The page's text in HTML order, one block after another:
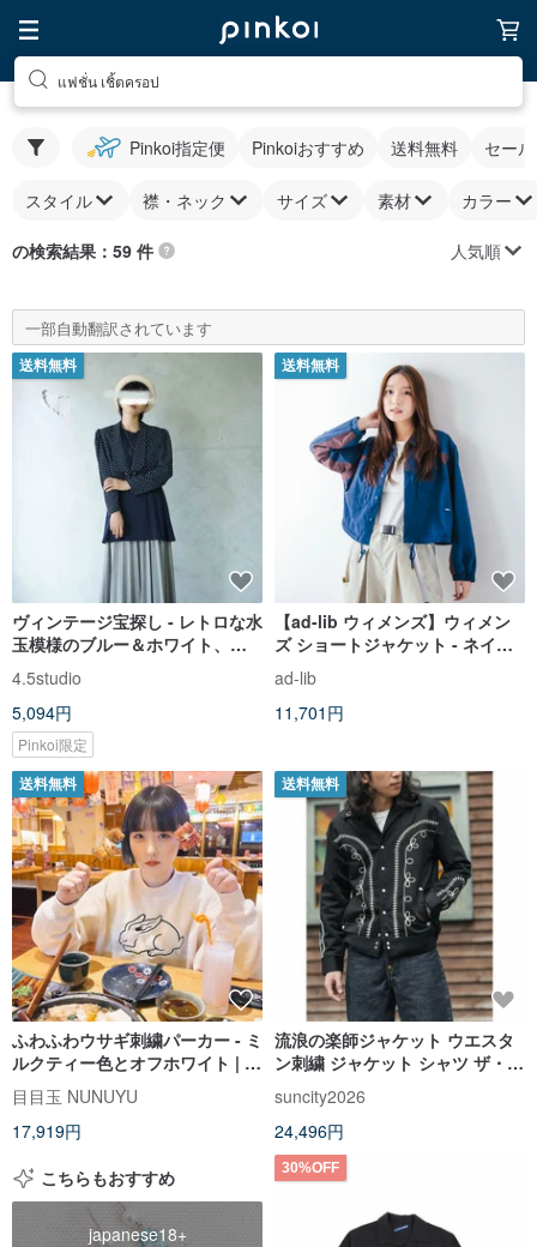
แฟชั่น เชิ้ตครอป
Pinkoi指定便 Pinkoiおすすめ 送料無料 セー
スタイル 襟・ネック サイズ 素材 カラー
の検索結果：59 件 人気順
一部自動翻訳されています
送料無料
ヴィンテージ宝探し - レトロな水
玉模様のブルー＆ホワイト、シ
ョート丈の襟付きシフォンブラ
ウスジャケット
4.5studio
5,094円
Pinkoi限定
送料無料
【ad-lib ウィメンズ】ウィメン
ズ ショートジャケット - ネイビ
ー//ホワイト (BL010)
ad-lib
11,701円
送料無料
ふわふわウサギ刺繍パーカー - ミ
ルクティー色とオフホワイト | 秋
冬のかわいいレディースカジュ
アル
目目玉 NUNUYU
17,919円
送料無料
流浪の楽師ジャケット ウエスタ
ン刺繍 ジャケット シャツ ザ・ボ
suncity2026
24,496円
こちらもおすすめ
japanese18+
30%OFF